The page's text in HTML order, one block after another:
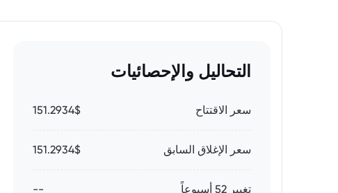
التحاليل والإحصائيات
سعر الاقتتاح 151.2934$
سعر الإغلاق السابق 151.2934$
تغيير 52 أسبوعاً --